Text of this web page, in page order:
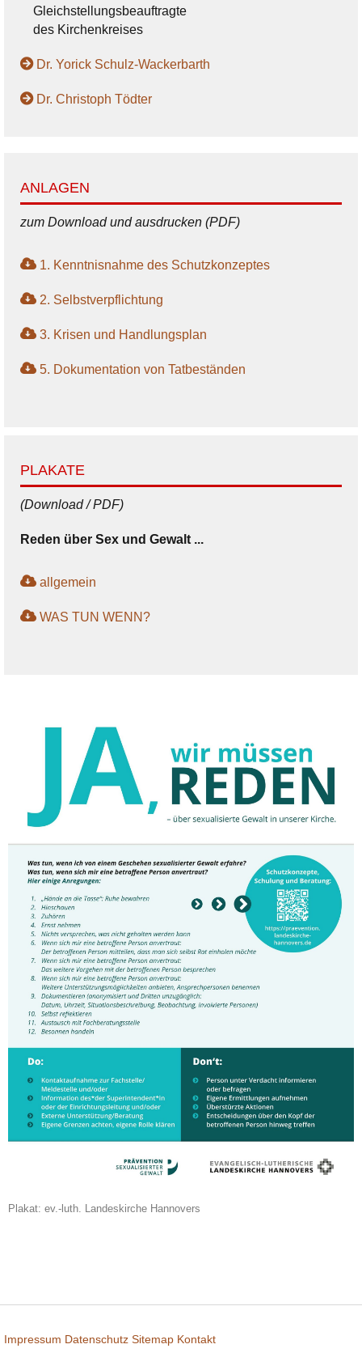
Gleichstellungsbeauftragte
des Kirchenkreises
Dr. Yorick Schulz-Wackerbarth
Dr. Christoph Tödter
ANLAGEN
zum Download und ausdrucken (PDF)
1. Kenntnisnahme des Schutzkonzeptes
2. Selbstverpflichtung
3. Krisen und Handlungsplan
5. Dokumentation von Tatbeständen
PLAKATE
(Download / PDF)
Reden über Sex und Gewalt ...
allgemein
WAS TUN WENN?
Plakat: ev.-luth. Landeskirche Hannovers
Impressum Datenschutz Sitemap Kontakt